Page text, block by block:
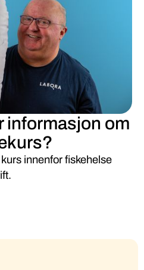
informasjon om
innenfor fiskehelse